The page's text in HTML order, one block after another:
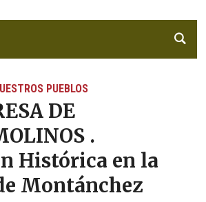
PUEBLOS
DE
.
Histórica en la
Montánchez